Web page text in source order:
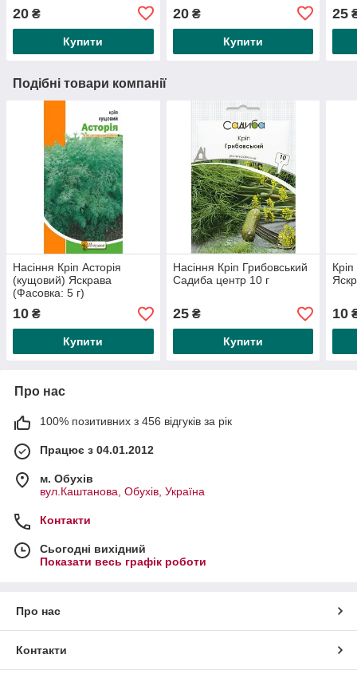
20 ₴
Купити
20₴
Купити
25
Подібні товари компанії
Насіння Кріп Асторія
(кущовий) Яскрава
(Фасовка: 5 г)
10 ₴
Купити
Насіння Кріп Грибовський
Садиба центр 10 г
25₴
Купити
10
Про нас
100% позитивних з 456 відгуків за рік
Працює з 04.01.2012
м. Обухів
вул.Каштанова, Обухів, Україна
Контакти
Сьогодні вихідний
Показати весь графік роботи
Про нас
Контакти